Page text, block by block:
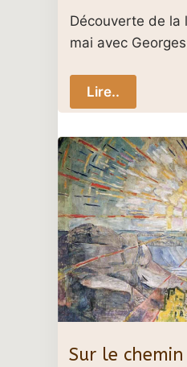
Découverte de la
mai avec
Lire..
Sur le